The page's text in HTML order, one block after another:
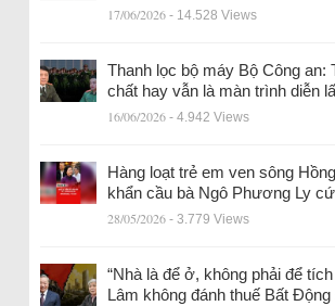
17/06/2026 - 14.528 Views
Thanh lọc bộ máy Bộ Công an:
chất hay vẫn là màn trình diễn
16/06/2026 - 4.942 Views
Hàng loạt trẻ em ven sông
khẩn cầu bà Ngô Phương Ly
28/05/2026 - 3.779 Views
“Nhà là để ở, không phải để
Lâm không đánh thuế Bất